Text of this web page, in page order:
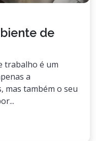
de
trabalho é um
a
mas também o seu